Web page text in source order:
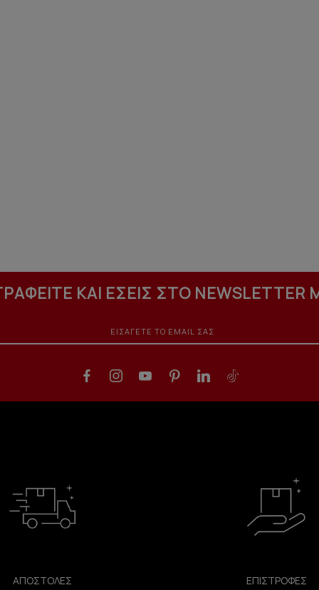
ΚΑΙ ΕΣΕΙΣ ΣΤΟ NEWSLETTER
ΑΠΟΣΤΟΛΕΣ
ΕΠΙΣΤΡΟΦΕΣ